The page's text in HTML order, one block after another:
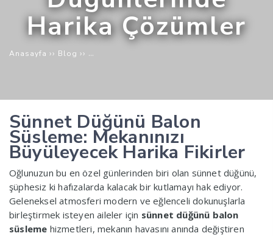
Harika Çözümler
Anasayfa ›› Blog ›› Balon Süsleme Sünnet Düğünlerinde Harika
Sünnet Düğünü Balon
Süsleme: Mekanınızı
Büyüleyecek Harika Fikirler
Oğlunuzun bu en özel günlerinden biri olan sünnet düğünü,
şüphesiz ki hafızalarda kalacak bir kutlamayı hak ediyor.
Geleneksel atmosferi modern ve eğlenceli dokunuşlarla
birleştirmek isteyen aileler için sünnet düğünü balon
süsleme hizmetleri, mekanın havasını anında değiştiren